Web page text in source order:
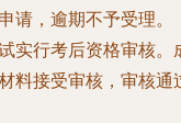
请，逾期不予受理。
实行考后资格审核。
料接受审核，审核通